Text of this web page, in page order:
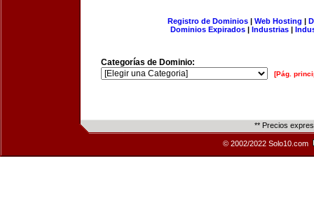
Registro de Dominios| Web Hosting |
Dominios Expirados | Industrias |
Categorías de Dominio:
[Pág.
** Precios
© 2002/2022 Solo10.com